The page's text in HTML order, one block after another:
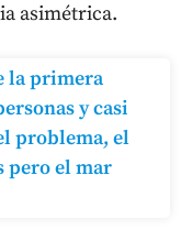
asimétrica.
la primera
y casi
problema, el
pero el mar